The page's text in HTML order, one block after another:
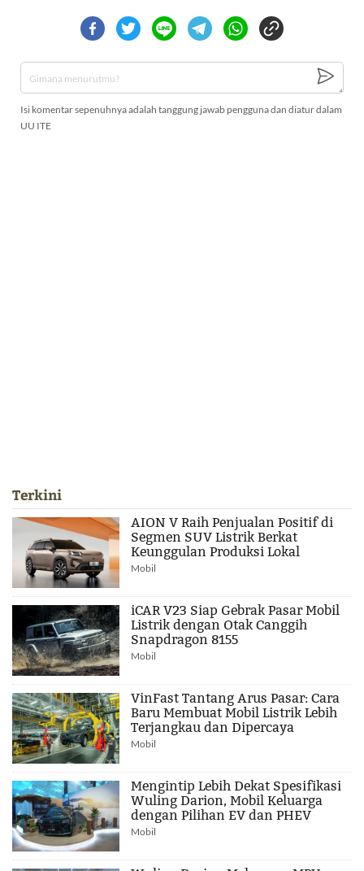
Isi komentar sepenuhnya adalah tanggung jawab pengguna dan diatur dalam
UU ITE
Terkini
AION V Raih Penjualan Positif di
Segmen SUV Listrik Berkat
Keunggulan Produksi Lokal
Mobil
iCAR V23 Siap Gebrak Pasar Mobil
Listrik dengan Otak Canggih
Snapdragon 8155
Mobil
VinFast Tantang Arus Pasar: Cara
Baru Membuat Mobil Listrik Lebih
Terjangkau dan Dipercaya
Mobil
Mengintip Lebih Dekat Spesifikasi
Wuling Darion, Mobil Keluarga
dengan Pilihan EV dan PHEV
Mobil